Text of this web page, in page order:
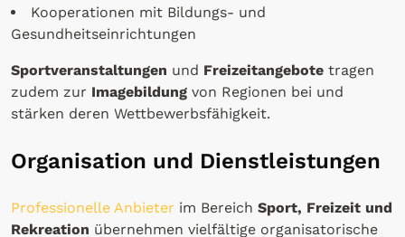
Kooperationen mit Bildungs- und
Gesundheitseinrichtungen
Sportveranstaltungen und Freizeitangebote tragen
zudem zur Imagebildung von Regionen bei und
stärken deren Wettbewerbsfähigkeit.
Organisation und Dienstleistungen
Professionelle Anbieter im Bereich Sport, Freizeit und
Rekreation übernehmen vielfältige organisatorische